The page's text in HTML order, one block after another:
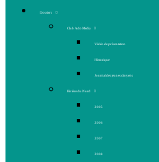
Dossiers
Club Ado Média
Vidéo de présentation
Historique
Journal des jeunes citoyens
Rivière du Nord
2005
2006
2007
2008